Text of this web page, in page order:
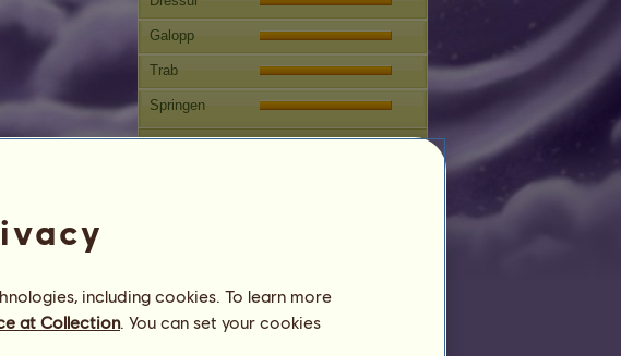
100 %
100 %
Galopp
Trab
Springen
Wettbewerbe
Uranuskann sich nicht fortpflanzen.
Stammbaum
including cookies. To learn more
at Collection. You can set your cookies